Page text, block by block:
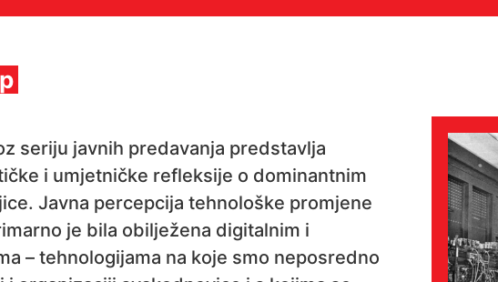
seriju javnih predavanja predstavlja
i umjetničke refleksije o dominantnim
Javna percepcija tehnološke promjene
je bila obilježena digitalnim i
– tehnologijama na koje smo neposredno